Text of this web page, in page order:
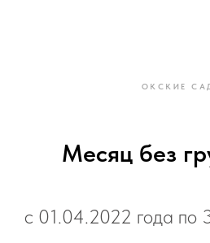
ОКСКИЕ
Месяц без
с 01.04.2022 года по